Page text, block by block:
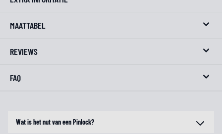
MAATTABEL
REVIEWS
FAQ
Wat is het nut van een Pinlock?